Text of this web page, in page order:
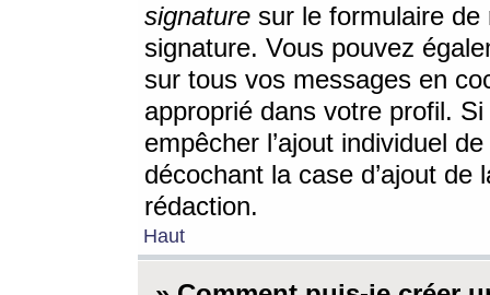
signature sur le formulaire de
signature. Vous pouvez
sur tous vos messages en
approprié dans votre profil.
empêcher l’ajout individuel
décochant la case d’ajout
rédaction.
Haut